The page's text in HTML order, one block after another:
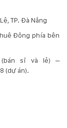
TP. Đà Nẵng
Đông phía bên
(bán sỉ và lẻ) –
(dự án).